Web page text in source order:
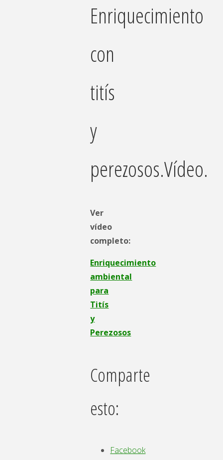
Enriquecimiento
con
titís
y
perezosos.Vídeo.
Ver
vídeo
completo:
Enriquecimiento
ambiental
para
Titís
y
Perezosos
Comparte
esto:
Facebook